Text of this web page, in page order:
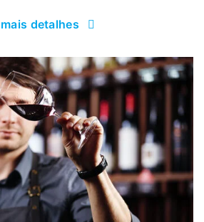
mais detalhes